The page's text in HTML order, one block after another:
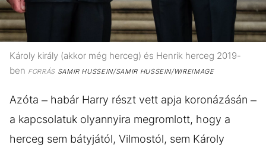
Károly király (akkor még herceg) és Henrik herceg 2019-
ben FORRÁSSAMIR HUSSEIN/SAMIR HUSSEIN/WIREIMAGE
Azóta – habár Harry részt vett apja koronázásán –
a kapcsolatuk olyannyira megromlott, hogy a
herceg sem bátyjától, Vilmostól, sem Károly